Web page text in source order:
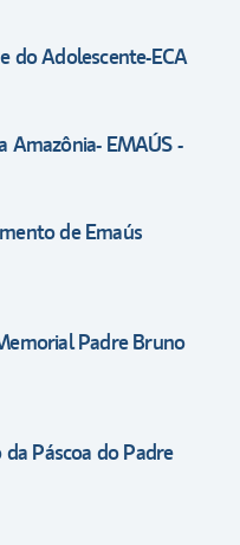
do Adolescente-ECA
Amazônia- EMAÚS -
de Emaús
Padre Bruno
da Páscoa do Padre